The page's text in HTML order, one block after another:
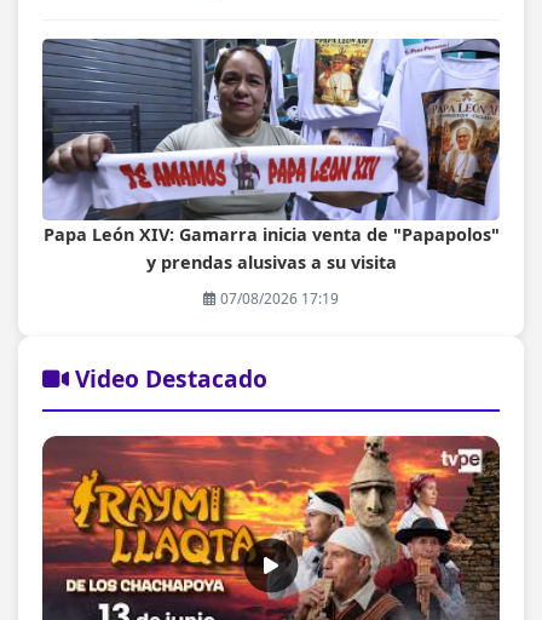
Papa León XIV: Gamarra inicia venta de "Papapolos"
y prendas alusivas a su visita
07/08/2026 17:19
Video Destacado